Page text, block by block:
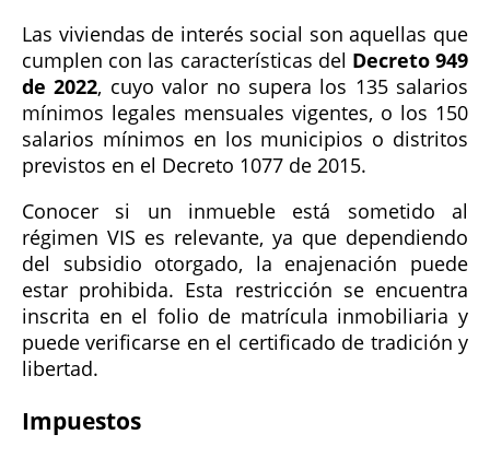
Las viviendas de interés social son aquellas que
cumplen con las características del Decreto 949
de 2022, cuyo valor no supera los 135 salarios
mínimos legales mensuales vigentes, o los 150
salarios mínimos en los municipios o distritos
previstos en el Decreto 1077 de 2015.
Conocer si un inmueble está sometido al
régimen VIS es relevante, ya que dependiendo
del subsidio otorgado, la enajenación puede
estar prohibida. Esta restricción se encuentra
inscrita en el folio de matrícula inmobiliaria y
puede verificarse en el certificado de tradición y
libertad.
Impuestos